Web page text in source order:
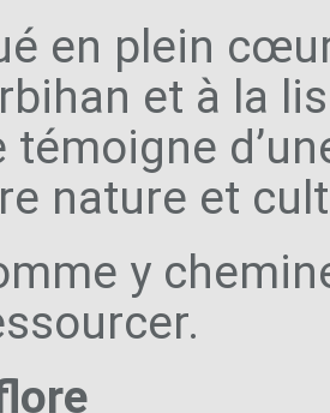
en plein
et à la
témoigne
nature et
y